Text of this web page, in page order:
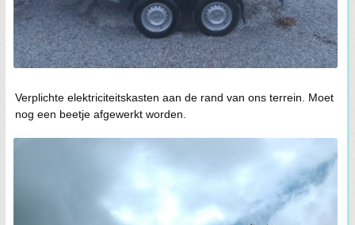
Verplichte elektriciteitskasten aan de rand van ons terrein. Moet
nog een beetje afgewerkt worden.